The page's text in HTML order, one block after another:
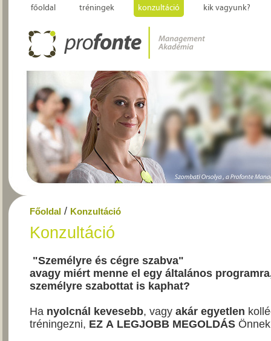
főoldal tréningek konzultáció kik vagyunk?
Főoldal / Konzultáció
Konzultáció
"Személyre és cégre szabva"
avagy miért menne el egy általános
személyre szabottat is kaphat?
Ha nyolcnál kevesebb, vagy akár egyetlen
tréningezni, EZ A LEGJOBB MEGOLDÁS